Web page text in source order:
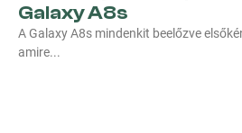
Galaxy A8s
A Galaxy A8s mindenkit beelőzve
amire